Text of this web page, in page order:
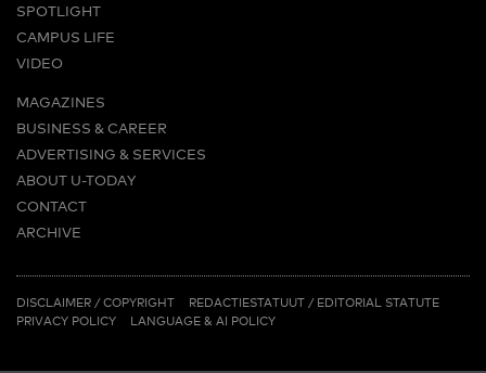
SPOTLIGHT
CAMPUS LIFE
VIDEO
MAGAZINES
BUSINESS & CAREER
ADVERTISING & SERVICES
ABOUT U-TODAY
CONTACT
ARCHIVE
LINKS
DISCLAIMER / COPYRIGHT REDACTIESTATUUT (PDF)
/ EDITORIAL STATUTE(PDF)
PRIVACY POLICY
LANGUAGE & AI POLICY